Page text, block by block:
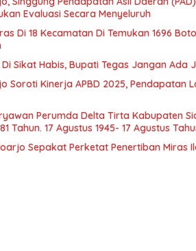
Evaluasi Secara Menyeluruh
Di 18 Kecamatan Di Temukan 1696
Sikat Habis, Bupati Tegas Jangan Ada
Soroti Kinerja APBD 2025, Pendapatan
Perumda Delta Tirta Kabupaten
Tahun. 17 Agustus 1945- 17 Agustus
Sepakat Perketat Penertiban Miras